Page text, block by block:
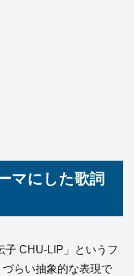
マにした歌詞
子 CHU-LIP」というフ
らい抽象的な表現で